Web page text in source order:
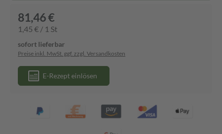
81,46 €
1,45 € / 1 St
sofort lieferbar
Preise inkl. MwSt. ggf. zzgl. Versandkosten
E-Rezept einlösen